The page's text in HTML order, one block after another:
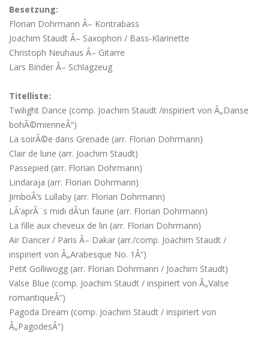
Besetzung:
Florian Dohrmann Â– Kontrabass
Joachim Staudt Â– Saxophon / Bass-Klarinette
Christoph Neuhaus Â– Gitarre
Lars Binder Â– Schlagzeug
Titelliste:
Twilight Dance (comp. Joachim Staudt /inspiriert von Â„Danse
bohÃ©mienneÂ“)
La soirÃ©e dans Grenade (arr. Florian Dohrmann)
Clair de lune (arr. Joachim Staudt)
Passepied (arr. Florian Dohrmann)
Lindaraja (arr. Florian Dohrmann)
JimboÂ‘s Lullaby (arr. Florian Dohrmann)
LÂ’aprÃ¨s midi dÂ‘un faune (arr. Florian Dohrmann)
La fille aux cheveux de lin (arr. Florian Dohrmann)
Air Dancer / Paris Â– Dakar (arr./comp. Joachim Staudt /
inspiriert von Â„Arabesque No. 1Â“)
Petit Golliwogg (arr. Florian Dohrmann / Joachim Staudt)
Valse Blue (comp. Joachim Staudt / inspiriert von Â„Valse
romantiqueÂ“)
Pagoda Dream (comp. Joachim Staudt / inspiriert von
Â„PagodesÂ“)